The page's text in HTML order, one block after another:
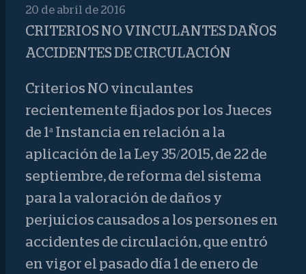
20 de abril de 2016
CRITERIOS NO VINCULANTES DAÑOS
ACCIDENTES DE CIRCULACIÓN
Criterios NO vinculantes
recientemente fijados por los Jueces
de 1ª Instancia en relación a la
aplicación de la Ley 35/2015, de 22 de
septiembre, de reforma del sistema
para la valoración de daños y
perjuicios causados a los persones en
accidentes de circulación, que entró
en vigor el pasado día 1 de enero de